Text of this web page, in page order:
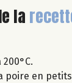
la
poire en